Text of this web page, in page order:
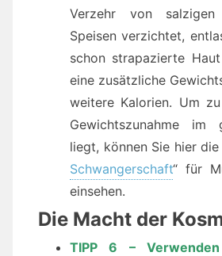
Verzehr von
Speisen verzichtet,
schon strapazierte
eine zusätzliche
weitere Kalorien. Um
Gewichtszunahme im
liegt, können Sie hier die
Schwangerschaft“ für
einsehen.
Die Macht der
TIPP 6 –